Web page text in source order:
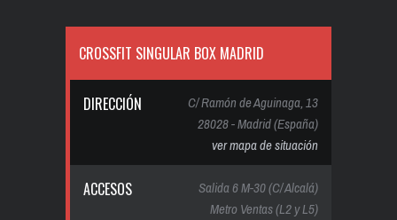
CROSSFIT SINGULAR BOX MADRID
DIRECCIÓN
C/ Ramón de Aguinaga, 13
28028 - Madrid (España)
ver mapa de situación
ACCESOS
Salida 6 M-30 (C/ Alcalá)
Metro Ventas (L2 y L5)